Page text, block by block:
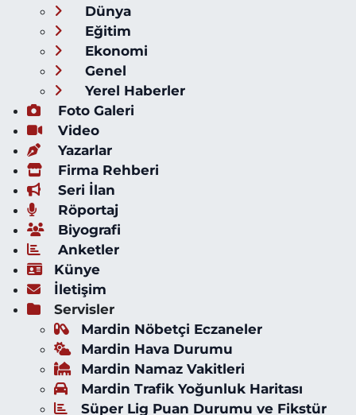
Dünya
Eğitim
Ekonomi
Genel
Yerel Haberler
Foto Galeri
Video
Yazarlar
Firma Rehberi
Seri İlan
Röportaj
Biyografi
Anketler
Künye
İletişim
Servisler
Mardin Nöbetçi Eczaneler
Mardin Hava Durumu
Mardin Namaz Vakitleri
Mardin Trafik Yoğunluk Haritası
Süper Lig Puan Durumu ve Fikstür